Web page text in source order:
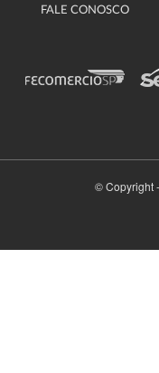
FALE CONOSCO
© Copyright